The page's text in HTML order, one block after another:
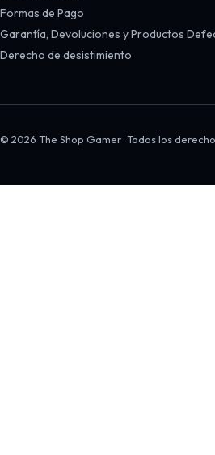
Formas de Pago
Garantía, Devoluciones y Productos
Derecho de desistimiento
© 2026 The Shop Gamer · Todos los